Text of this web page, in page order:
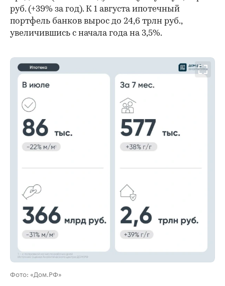
руб. (+39% за год). К 1 августа ипотечный
портфель банков вырос до 24,6 трлн руб.,
увеличившись с начала года на 3,5%.
Фото: «Дом.РФ»